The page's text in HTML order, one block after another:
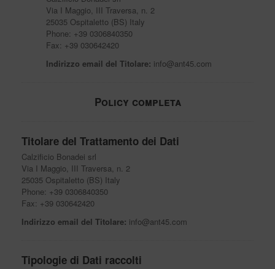
Via I Maggio, III Traversa, n. 2
25035 Ospitaletto (BS) Italy
Phone: +39 0306840350
Fax: +39 030642420
Indirizzo email del Titolare: info@ant45.com
Policy completa
Titolare del Trattamento dei Dati
Calzificio Bonadei srl
Via I Maggio, III Traversa, n. 2
25035 Ospitaletto (BS) Italy
Phone: +39 0306840350
Fax: +39 030642420
Indirizzo email del Titolare: info@ant45.com
Tipologie di Dati raccolti